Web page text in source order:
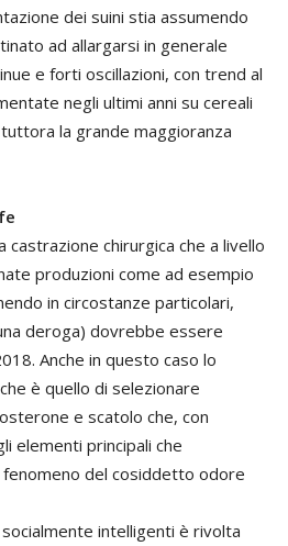
dei suini stia assumendo
ad allargarsi in generale
e forti oscillazioni, con trend al
negli ultimi anni su cereali
la grande maggioranza
chirurgica che a livello
produzioni come ad esempio
in circostanze particolari,
deroga) dovrebbe essere
Anche in questo caso lo
è quello di selezionare
e scatolo che, con
elementi principali che
del cosiddetto odore
intelligenti è rivolta